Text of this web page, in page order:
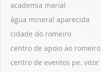
academia marial
água mineral aparecida
cidade do romeiro
centro de apoio ao romeiro
centro de eventos pe. vitor